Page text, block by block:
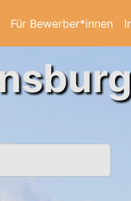
Für Bewerber*innen